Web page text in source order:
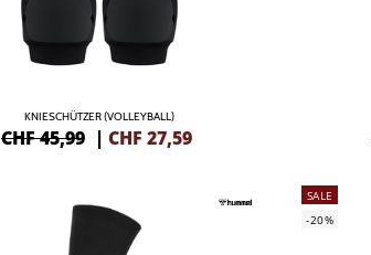
KNIESCHÜTZER (VOLLEYBALL)
CHF 45,99 | CHF 27,59
SALE
-20%